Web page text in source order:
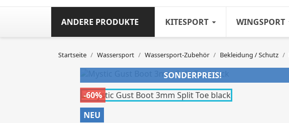
ANDERE PRODUKTE KITESPORT WINGSPORT
Startseite Wassersport Wassersport-Zubehör Bekleidung / Schutz
SONDERPREIS!
-60%
NEU